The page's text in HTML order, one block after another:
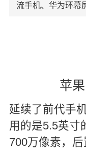
流手机、华为环幕
苹
延续了前代手
用的是5.5英寸
700万像素，